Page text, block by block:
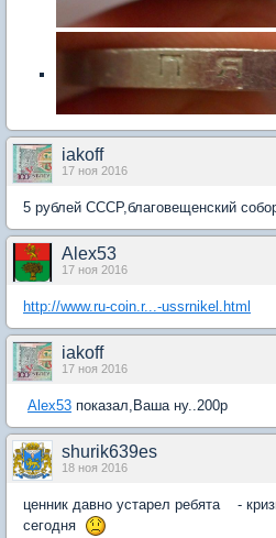
iakoff
17 ноя 2016
5 рублей СССР,благовещенский
Alex53
17 ноя 2016
http://www.ru-coin.r...-ussrnikel.html
iakoff
17 ноя 2016
Alex53 показал,Ваша ну..200р
shurik639es
18 ноя 2016
ценник давно устарел ребята -
сегодня